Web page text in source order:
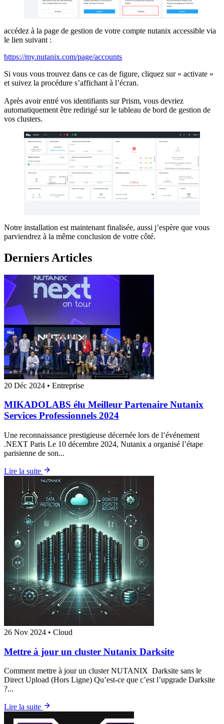
accédez à la page de gestion de votre compte nutanix accessible via
le lien suivant :
https://my.nutanix.com/page/accounts
Si vous vous trouvez dans ce cas de figure, cliquez sur « activate »
et suivez la procédure s’affichant à l’écran.
Après avoir entré vos identifiants sur Prism, vous devriez
automatiquement être redirigé sur le tableau de bord de gestion de
vos clusters.
Notre installation est maintenant finalisée, aussi j’espère que vous
parviendrez à la même conclusion de votre côté.
Derniers Articles
20 Déc 2024 • Entreprise
MIKADOLABS élu Meilleur Partenaire Nutanix
Services Professionnels 2024
Une reconnaissance prestigieuse décernée lors de l’événement
.NEXT Paris Le 10 décembre 2024, Nutanix a organisé l’étape
parisienne de son...
Lire la suite
26 Nov 2024 • Cloud
Mettre à jour un cluster Nutanix Darksite
Comment mettre à jour un cluster NUTANIX Darksite sans le
Direct Upload (Hors Ligne) Qu’est-ce que c’est l’upgrade Darksite
?...
Lire la suite